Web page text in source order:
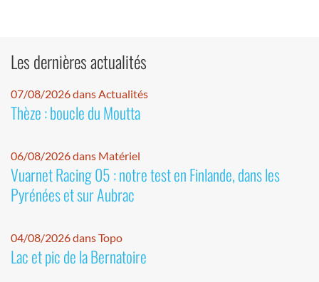
Les dernières actualités
07/08/2026 dans Actualités
Thèze : boucle du Moutta
06/08/2026 dans Matériel
Vuarnet Racing 05 : notre test en Finlande, dans les
Pyrénées et sur Aubrac
04/08/2026 dans Topo
Lac et pic de la Bernatoire